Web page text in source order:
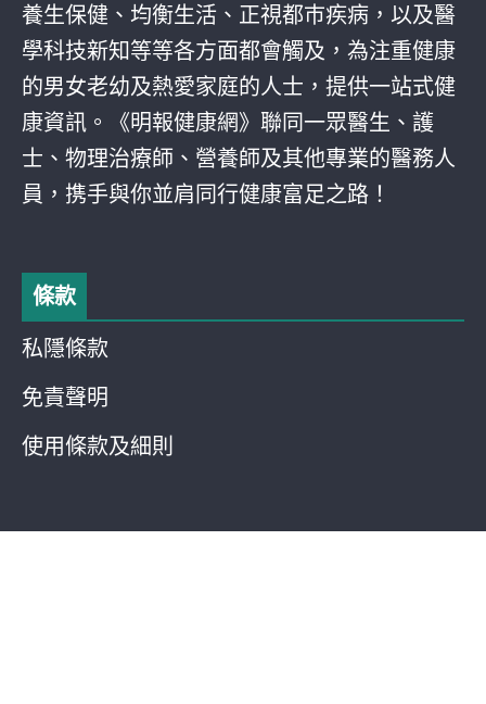
養生保健、均衡生活、正視都巿疾病，以及醫
學科技新知等等各方面都會觸及，為注重健康
的男女老幼及熱愛家庭的人士，提供一站式健
康資訊。《明報健康網》聯同一眾醫生、護
士、物理治療師、營養師及其他專業的醫務人
員，携手與你並肩同行健康富足之路！
條款
私隱條款
免責聲明
使用條款及細則